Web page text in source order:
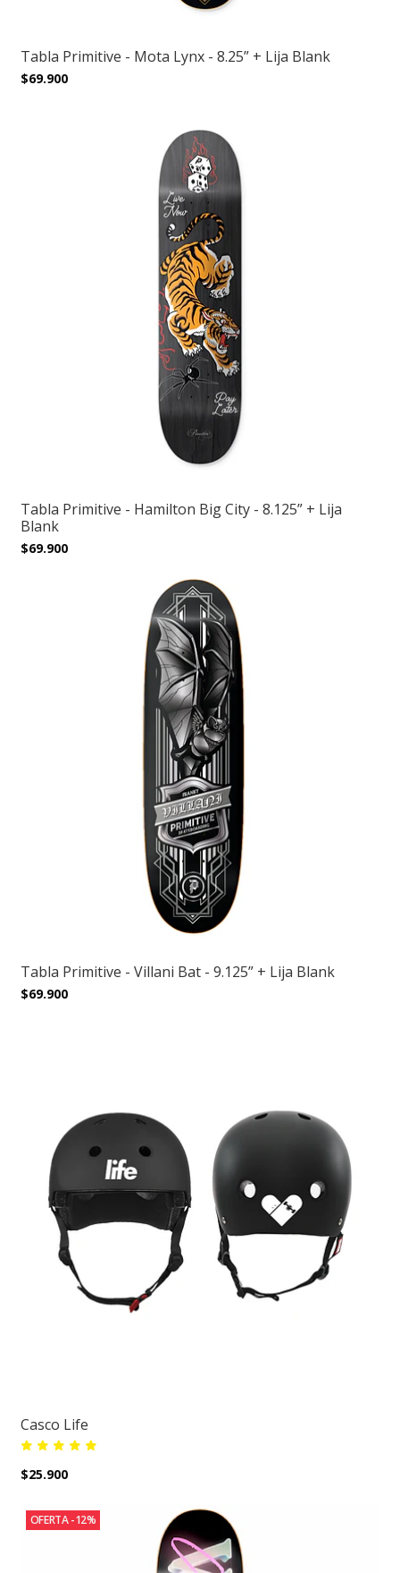
Tabla Primitive - Mota Lynx - 8.25” + Lija Blank
$69.900
Tabla Primitive - Hamilton Big City - 8.125” + Lija
Blank
$69.900
Tabla Primitive - Villani Bat - 9.125” + Lija Blank
$69.900
Casco Life
$25.900
OFERTA -12%